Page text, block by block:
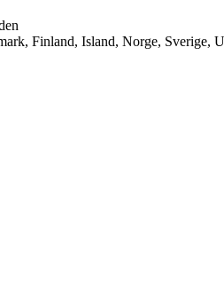
Finland, Island, Norge, Sverige,